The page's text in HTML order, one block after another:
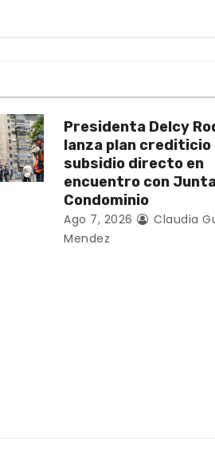
Presidenta Delcy
lanza plan crediticio
subsidio directo en
encuentro con
Condominio
Ago 7, 2026
Claudia
Mendez